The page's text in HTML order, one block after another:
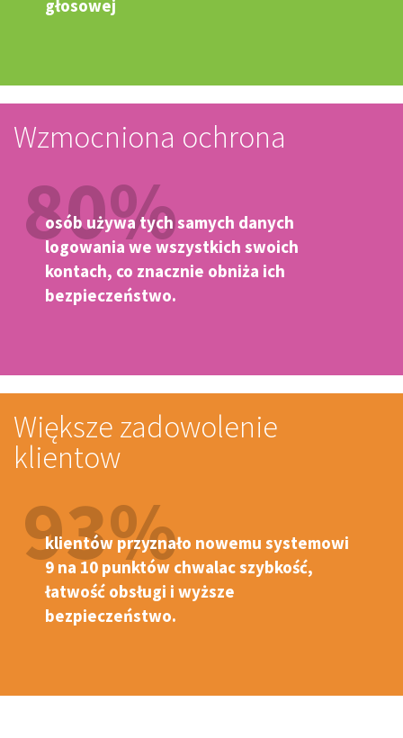
głosowej
Wzmocniona ochrona
80%
osób używa tych samych danych
logowania we wszystkich swoich
kontach, co znacznie obniża ich
bezpieczeństwo.
Większe zadowolenie
klientow
93%
klientów przyznało nowemu systemowi
9 na 10 punktów chwalac szybkość,
łatwość obsługi i wyższe
bezpieczeństwo.